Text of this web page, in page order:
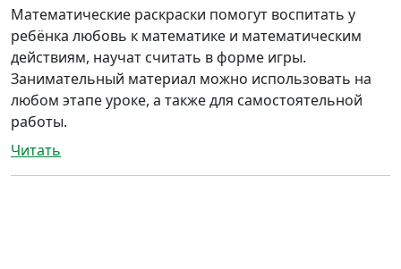
Математические раскраски помогут воспитать у
ребёнка любовь к математике и математическим
действиям, научат считать в форме игры.
Занимательный материал можно использовать на
любом этапе уроке, а также для самостоятельной
работы.
Читать